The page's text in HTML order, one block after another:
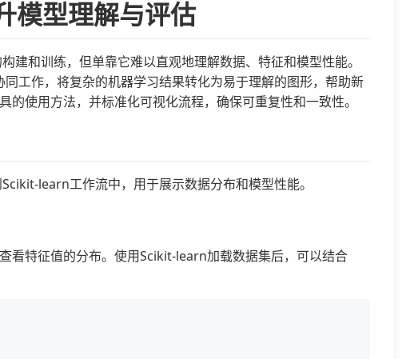
模型理解与评估
和训练，但单靠它难以直观地理解数据、特征和模型性能。
作，将复杂的机器学习结果转化为易于理解的图形，帮助新
使用方法，并标准化可视化流程，确保可重复性和一致性。
learn工作流中，用于展示数据分布和模型性能。
看特征值的分布。使用Scikit-learn加载数据集后，可以结合